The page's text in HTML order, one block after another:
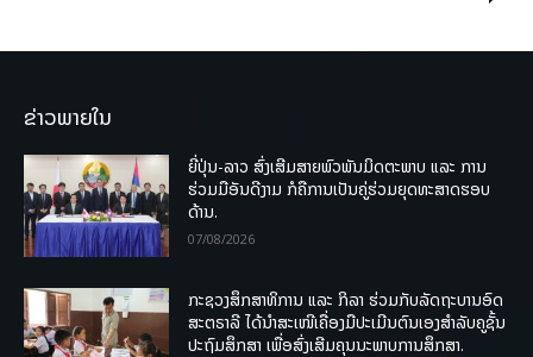
ຂ່າວພາຍໃນ
ຍີ່ປຸ່ນ-ລາວ ສົ່ງເສີມສາຍພົວພັນມິດຕະພາບ ແລະ ການ
ຮ່ວມມືອັນດີງາມ ກໍຄືການເປັນຄູ່ຮ່ວມຍຸດທະສາດຮອບ
ດ້ານ.
07/08/2026
ກະຊວງສຶກສາທິການ ແລະ ກິລາ ຮ່ວມກັບລັດຖະບານອົດ
ສະຕຣາລີ ໄດ້ນຳສະເໜີເຄື່ອງມືປະເມີນຕົນເອງສຳລັບຄູຊັ້ນ
ປະຖົມສຶກສາ ເພື່ອສົ່ງເສີມຄຸນນະພາບການສຶກສາ.